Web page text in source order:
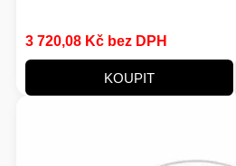
3 720,08 Kč bez DPH
KOUPIT